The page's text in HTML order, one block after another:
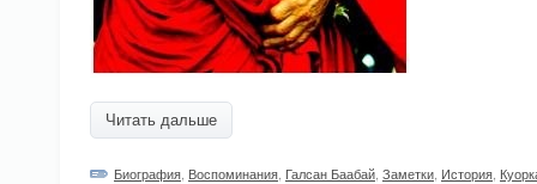
Читать дальше
Биография Воспоминания Галсан Баабай Заметки История